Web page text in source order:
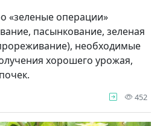
«зеленые операции»
пасынкование, зеленая
необходимые
хорошего урожая,
452